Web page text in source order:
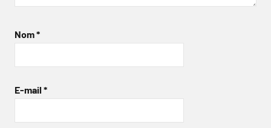
Nom*
E-mail *